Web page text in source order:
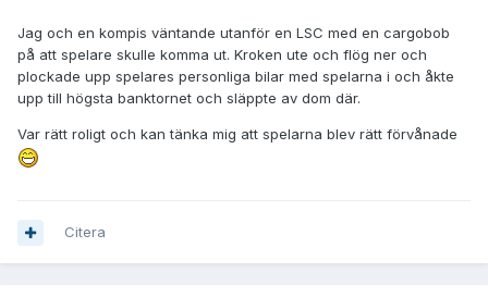
Jag och en kompis väntande utanför en LSC med en cargobob
på att spelare skulle komma ut. Kroken ute och flög ner och
plockade upp spelares personliga bilar med spelarna i och åkte
upp till högsta banktornet och släppte av dom där.
Var rätt roligt och kan tänka mig att spelarna blev rätt förvånade
Citera